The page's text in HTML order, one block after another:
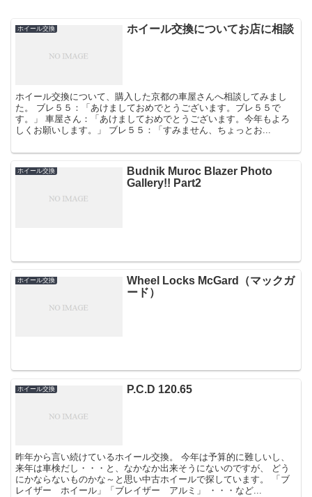
ホイール交換 ホイール交換についてお店に相談
ホイール交換について、購入した京都の車屋さんへ相談してみまし
た。 ブレ５５：「あけましておめでとうございます。ブレ５５で
す。」 車屋さん：「あけましておめでとうございます。今年もよろ
しくお願いします。」 ブレ５５：「すみません、ちょっとお...
ホイール交換
Budnik Muroc Blazer Photo
Gallery!! Part2
ホイール交換
Wheel Locks McGard（マックガ
ード）
ホイール交換 P.C.D 120.65
昨年から言い続けているホイール交換。 今年は予算的に難しいし、
来年は車検だし・・・と、なかなか出来そうにないのですが、 どう
にかならないものかな～と思い中古ホイールで探しています。 「ブ
レイザー ホイール」「ブレイザー アルミ」 ・・・など...